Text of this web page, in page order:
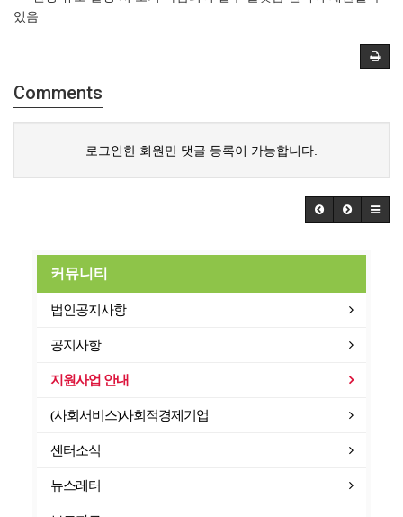
있음
Comments
로그인한 회원만 댓글 등록이 가능합니다.
커뮤니티
법인공지사항
공지사항
지원사업 안내
(사회서비스)사회적경제기업
센터소식
뉴스레터